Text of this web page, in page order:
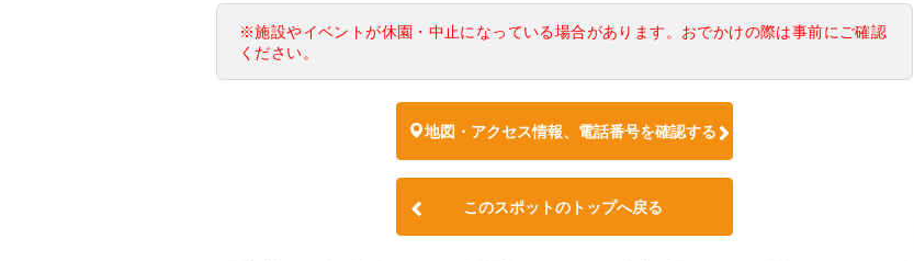
※施設やイベントが休園・中止になっている場合があります。おでかけの際は事前にご確認
ください。
地図・アクセス情報、電話番号を確認する
このスポットのトップへ戻る